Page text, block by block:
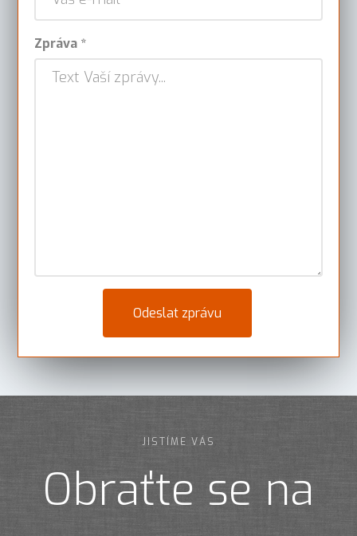
Zpráva *
JISTÍME VÁS
Obraťte se na